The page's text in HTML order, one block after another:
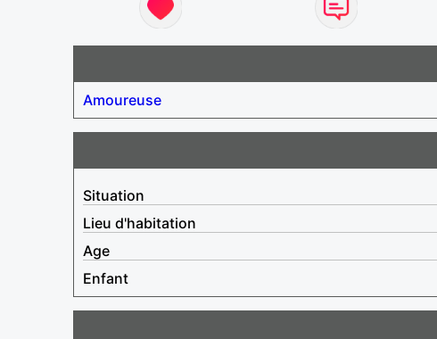
Amoureuse
Situation
Lieu d'habitation
Age
Enfant